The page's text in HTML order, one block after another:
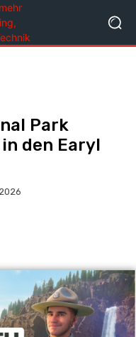
Park
den Earyl